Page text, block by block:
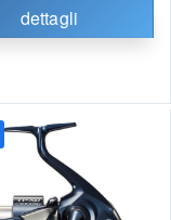
dettagli